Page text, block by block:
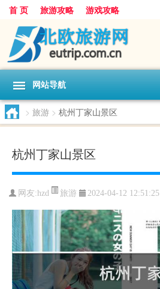
首 页 旅游攻略 游戏攻略
网站导航
> 旅游 > 杭州丁家山景区
杭州丁家山景区
网友:hzd 旅游 2024-04-12 12:51:25